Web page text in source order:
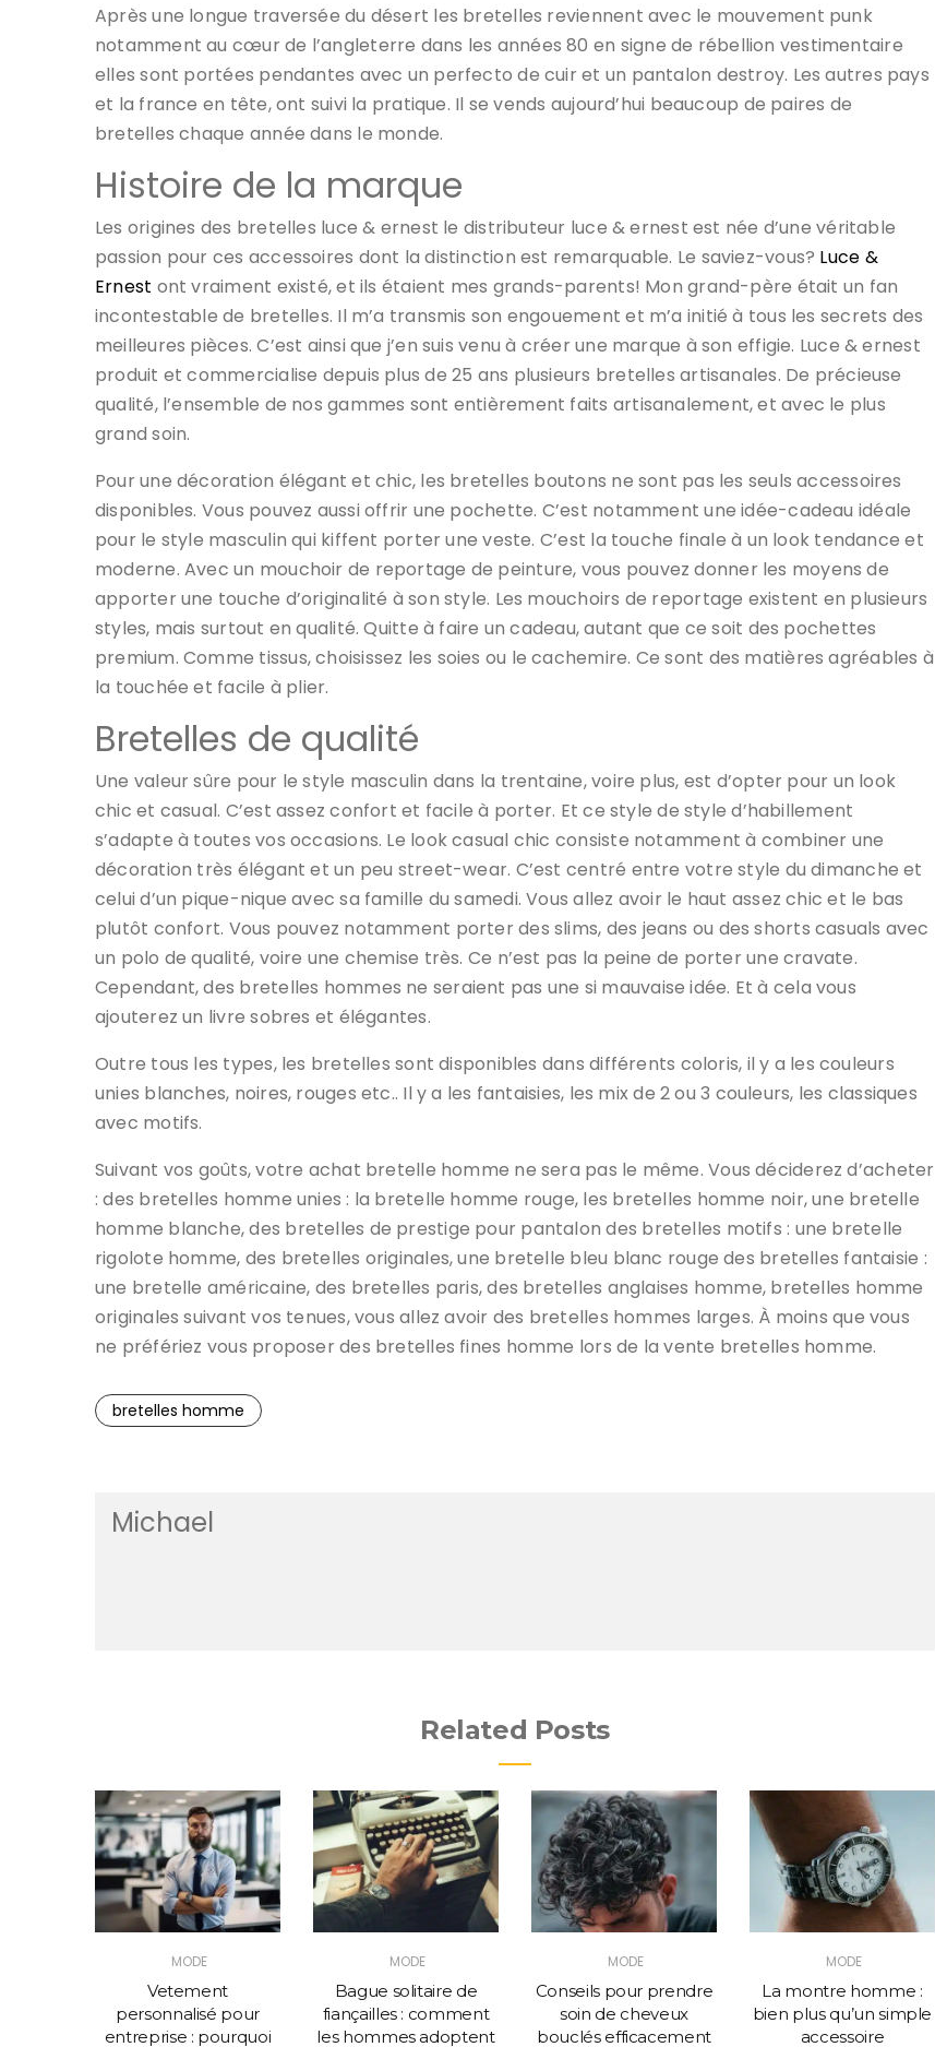
Après une longue traversée du désert les bretelles reviennent avec le mouvement punk
notamment au cœur de l’angleterre dans les années 80 en signe de rébellion vestimentaire
elles sont portées pendantes avec un perfecto de cuir et un pantalon destroy. Les autres pays
et la france en tête, ont suivi la pratique. Il se vends aujourd’hui beaucoup de paires de
bretelles chaque année dans le monde.
Histoire de la marque
Les origines des bretelles luce & ernest le distributeur luce & ernest est née d’une véritable
passion pour ces accessoires dont la distinction est remarquable. Le saviez-vous? Luce &
Ernest ont vraiment existé, et ils étaient mes grands-parents! Mon grand-père était un fan
incontestable de bretelles. Il m’a transmis son engouement et m’a initié à tous les secrets des
meilleures pièces. C’est ainsi que j’en suis venu à créer une marque à son effigie. Luce & ernest
produit et commercialise depuis plus de 25 ans plusieurs bretelles artisanales. De précieuse
qualité, l’ensemble de nos gammes sont entièrement faits artisanalement, et avec le plus
grand soin.
Pour une décoration élégant et chic, les bretelles boutons ne sont pas les seuls accessoires
disponibles. Vous pouvez aussi offrir une pochette. C’est notamment une idée-cadeau idéale
pour le style masculin qui kiffent porter une veste. C’est la touche finale à un look tendance et
moderne. Avec un mouchoir de reportage de peinture, vous pouvez donner les moyens de
apporter une touche d’originalité à son style. Les mouchoirs de reportage existent en plusieurs
styles, mais surtout en qualité. Quitte à faire un cadeau, autant que ce soit des pochettes
premium. Comme tissus, choisissez les soies ou le cachemire. Ce sont des matières agréables à
la touchée et facile à plier.
Bretelles de qualité
Une valeur sûre pour le style masculin dans la trentaine, voire plus, est d’opter pour un look
chic et casual. C’est assez confort et facile à porter. Et ce style de style d’habillement
s’adapte à toutes vos occasions. Le look casual chic consiste notamment à combiner une
décoration très élégant et un peu street-wear. C’est centré entre votre style du dimanche et
celui d’un pique-nique avec sa famille du samedi. Vous allez avoir le haut assez chic et le bas
plutôt confort. Vous pouvez notamment porter des slims, des jeans ou des shorts casuals avec
un polo de qualité, voire une chemise très. Ce n’est pas la peine de porter une cravate.
Cependant, des bretelles hommes ne seraient pas une si mauvaise idée. Et à cela vous
ajouterez un livre sobres et élégantes.
Outre tous les types, les bretelles sont disponibles dans différents coloris, il y a les couleurs
unies blanches, noires, rouges etc.. Il y a les fantaisies, les mix de 2 ou 3 couleurs, les classiques
avec motifs.
Suivant vos goûts, votre achat bretelle homme ne sera pas le même. Vous déciderez d’acheter
: des bretelles homme unies : la bretelle homme rouge, les bretelles homme noir, une bretelle
homme blanche, des bretelles de prestige pour pantalon des bretelles motifs : une bretelle
rigolote homme, des bretelles originales, une bretelle bleu blanc rouge des bretelles fantaisie :
une bretelle américaine, des bretelles paris, des bretelles anglaises homme, bretelles homme
originales suivant vos tenues, vous allez avoir des bretelles hommes larges. À moins que vous
ne préfériez vous proposer des bretelles fines homme lors de la vente bretelles homme.
bretelles homme
Michael
Related Posts
MODE
Vetement
personnalisé pour
entreprise : pourquoi
MODE
Bague solitaire de
fiançailles : comment
les hommes adoptent
MODE
Conseils pour prendre
soin de cheveux
bouclés efficacement
MODE
La montre homme :
bien plus qu’un simple
accessoire